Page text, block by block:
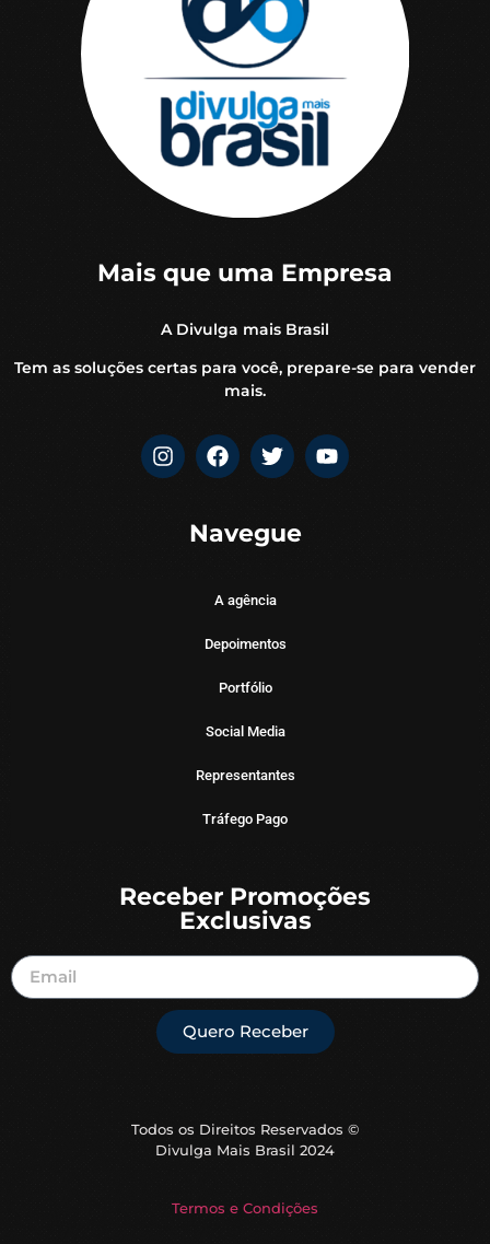
Mais que uma Empresa
A Divulga mais Brasil
Tem as soluções certas para você, prepare-se para vender
mais.
Navegue
A agência
Depoimentos
Portfólio
Social Media
Representantes
Tráfego Pago
Receber Promoções
Exclusivas
Quero Receber
Todos os Direitos Reservados ©
Divulga Mais Brasil 2024
Termos e Condições